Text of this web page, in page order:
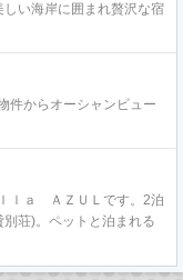
い海岸に囲まれ贅沢な宿
件からオーシャンビュー
ｌａ ＡＺＵＬです。2泊
荘)。ペットと泊まれる